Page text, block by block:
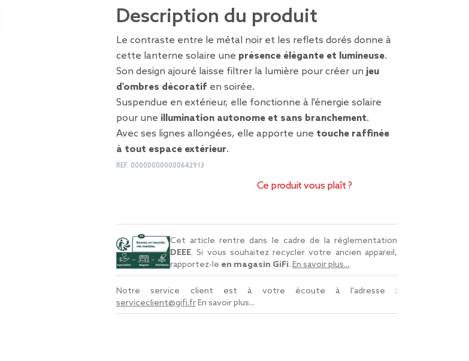
Description du produit
Le contraste entre le métal noir et les reflets dorés donne à
cette lanterne solaire une présence élégante et lumineuse.
Son design ajouré laisse filtrer la lumière pour créer un jeu
d'ombres décoratif en soirée.
Suspendue en extérieur, elle fonctionne à l'énergie solaire
pour une illumination autonome et sans branchement.
Avec ses lignes allongées, elle apporte une touche raffinée
à tout espace extérieur.
REF. 000000000000642913
Ce produit vous plaît ?
Cet article rentre dans le cadre de la réglementation
DEEE. Si vous souhaitez recycler votre ancien appareil,
rapportez-le en magasin GiFi. En savoir plus....
Notre service client est à votre écoute à l'adresse :
serviceclient@gifi.frEn savoir plus...